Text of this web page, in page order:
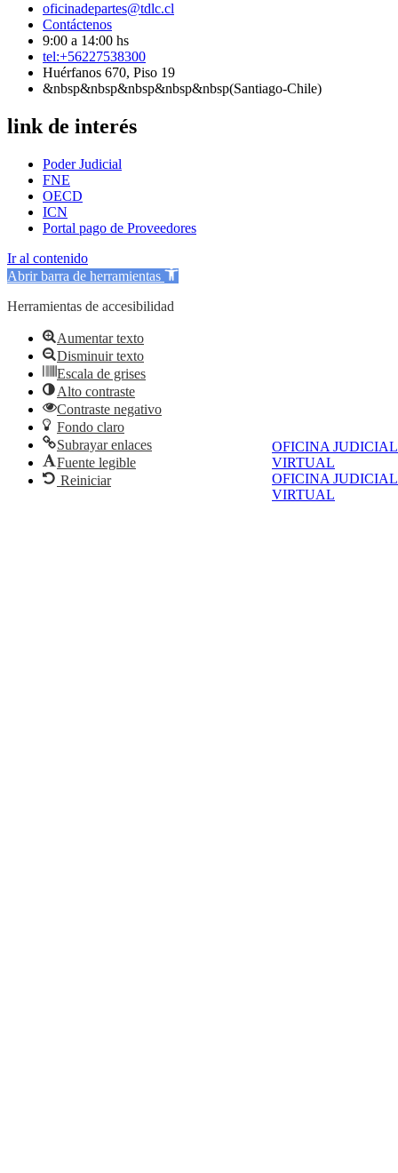
OFICINA JUDICIAL
VIRTUAL
OFICINA JUDICIAL
VIRTUAL
oficinadepartes@tdlc.cl
Contáctenos
9:00 a 14:00 hs
tel:+56227538300
Huérfanos 670, Piso 19
&nbsp&nbsp&nbsp&nbsp&nbsp(Santiago-Chile)
link de interés
Poder Judicial
FNE
OECD
ICN
Portal pago de Proveedores
Ir al contenido
Abrir barra de herramientas
Herramientas de accesibilidad
Aumentar texto
Disminuir texto
Escala de grises
Alto contraste
Contraste negativo
Fondo claro
Subrayar enlaces
Fuente legible
Reiniciar